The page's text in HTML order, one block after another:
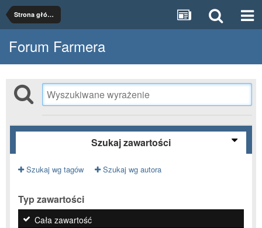
Strona główna
Forum Farmera
Szukaj zawartości
Szukaj wg tagów Szukaj wg autora
Typ zawartości
Cała zawartość